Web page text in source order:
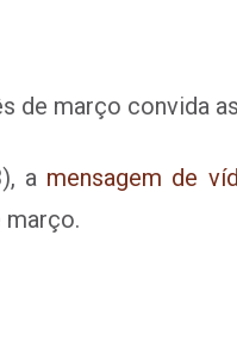
de março convida
a mensagem de
março.